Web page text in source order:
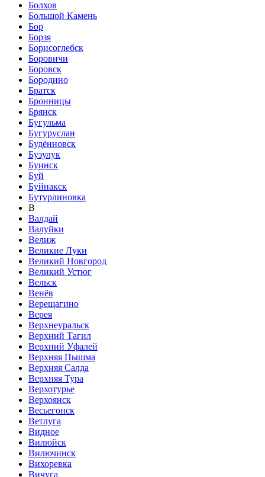
Болхов
Большой Камень
Бор
Борзя
Борисоглебск
Боровичи
Боровск
Бородино
Братск
Бронницы
Брянск
Бугульма
Бугуруслан
Будённовск
Бузулук
Буинск
Буй
Буйнакск
Бутурлиновка
В
Валдай
Валуйки
Велиж
Великие Луки
Великий Новгород
Великий Устюг
Вельск
Венёв
Верещагино
Верея
Верхнеуральск
Верхний Тагил
Верхний Уфалей
Верхняя Пышма
Верхняя Салда
Верхняя Тура
Верхотурье
Верхоянск
Весьегонск
Ветлуга
Видное
Вилюйск
Вилючинск
Вихоревка
Вичуга